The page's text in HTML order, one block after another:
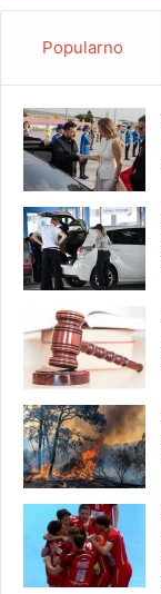
Popularno